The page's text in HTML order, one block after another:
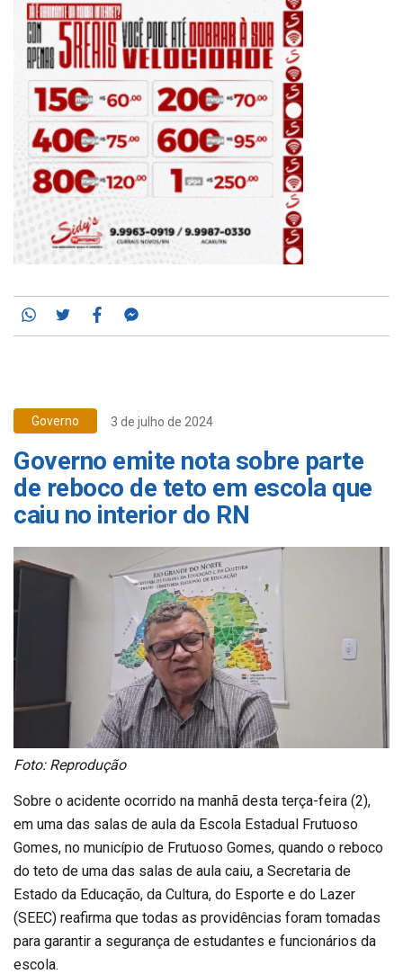
Whatsapp
TwitterFacebook
Governo 3 de julho de 2024
Governo emite nota sobre parte
de reboco de teto em escola que
caiu no interior do RN
Foto: Reprodução
Sobre o acidente ocorrido na manhã desta terça-feira (2),
em uma das salas de aula da Escola Estadual Frutuoso
Gomes, no município de Frutuoso Gomes, quando o reboco
do teto de uma das salas de aula caiu, a Secretaria de
Estado da Educação, da Cultura, do Esporte e do Lazer
(SEEC) reafirma que todas as providências foram tomadas
para garantir a segurança de estudantes e funcionários da
escola.